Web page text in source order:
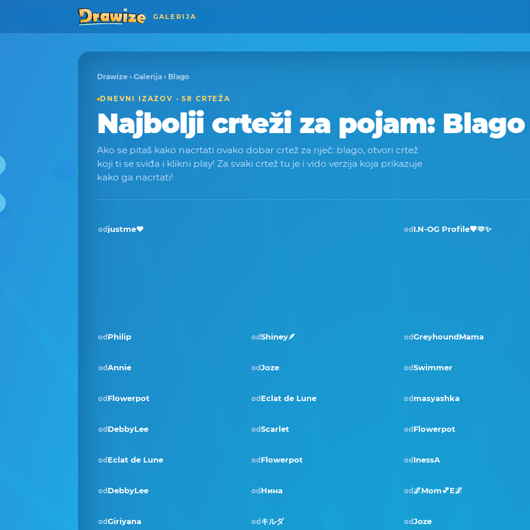
GALERIJA
Drawize › Galerija › Blago
DNEVNI IZAZOV · 58 CRTEŽA
Najbolji crteži za pojam: Blago
Ako se pitaš kako nacrtati ovako dobar crtež za riječ: blago, otvori crtež
koji ti se sviđa i klikni play! Za svaki crtež tu je i vido verzija koja prikazuje
kako ga nacrtati!
Pobjednik · svi 2026
odjustme❤️ od I.N-OG Profile🖤🫶✨
od Philip odShiney🪶 odGreyhoundMama
odAnnie odJoze odSwimmer
od Flowerpot Pobjednik · kol 2024
od Eclat de Lune od masyashka
od DebbyLee odScarlet od Flowerpot
od Eclat de Lune od Flowerpot od InessA
od DebbyLee Pobjednik · kol 2022
od Нина od 🌌Mom💕E🌌
odGiriyana od キルダ odJoze